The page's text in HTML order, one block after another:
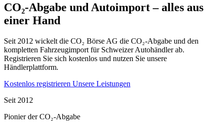
CO₂-Abgabe und Autoimport – alles aus
einer Hand
Seit 2012 wickelt die CO₂ Börse AG die CO₂-Abgabe und den
kompletten Fahrzeugimport für Schweizer Autohändler ab.
Registrieren Sie sich kostenlos und nutzen Sie unsere
Händlerplattform.
Kostenlos registrieren Unsere Leistungen
Seit 2012
Pionier der CO₂-Abgabe